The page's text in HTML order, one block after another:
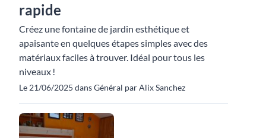
rapide
Créez une fontaine de jardin esthétique et
apaisante en quelques étapes simples avec des
matériaux faciles à trouver. Idéal pour tous les
niveaux !
Le 21/06/2025 dans Général par Alix Sanchez